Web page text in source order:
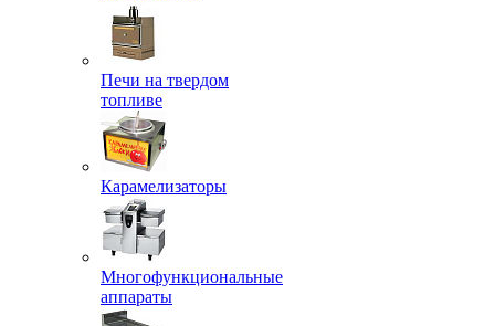
Печи на твердом
топливе
Карамелизаторы
Многофункциональные
аппараты